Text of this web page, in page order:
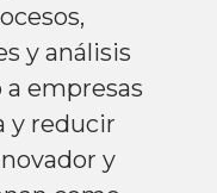
y análisis
empresas
y reducir
y